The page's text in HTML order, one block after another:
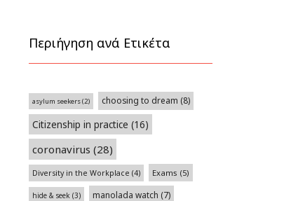
Περιήγηση ανά Ετικέτα
asylum seekers(2) choosing to dream (8)
Citizenship in practice (16)
coronavirus (28)
Diversity in the Workplace (4) Exams (5)
hide & seek(3) manolada watch (7)